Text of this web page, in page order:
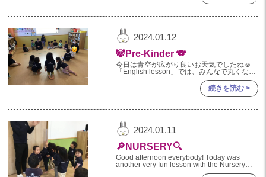
2023年 09月(19)
2023年 08月(22)
2023年 07月(20)
2023年 06月(22)
2023年 05月(19)
2024.01.12
🐼Pre-Kinder 🐨
今日は青空が広がり良いお天気でしたね☺️
「English lesson」では、みんなで丸くなり
アルファベットを順番に発音し、お友達に渡
していくゲームを楽しんでいました‼︎ 次は、
続きを読む >
2024.01.11
🔎NURSERY🔍
Good afternoon everybody! Today was
another very fun lesson with the Nursery